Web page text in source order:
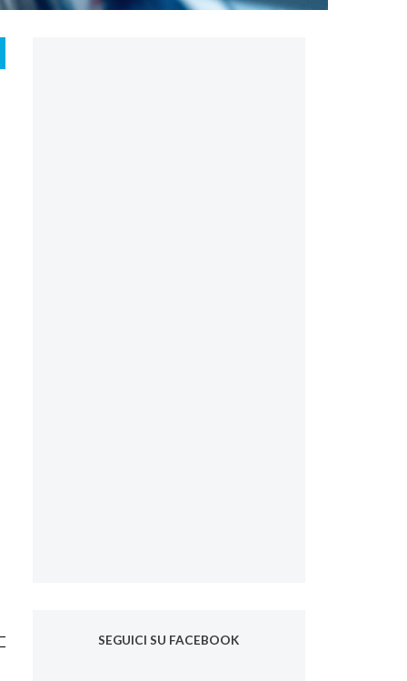
SEGUICI SU FACEBOOK